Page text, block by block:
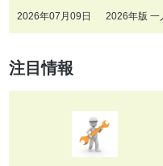
2026年07月09日 2026年版 一
注目情報